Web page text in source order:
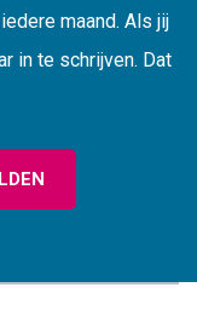
maand. Als jij
in te schrijven. Dat